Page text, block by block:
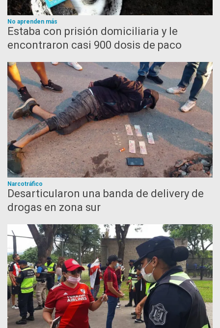
No aprenden más
Estaba con prisión domiciliaria y le
encontraron casi 900 dosis de paco
Narcotráfico
Desarticularon una banda de delivery de
drogas en zona sur